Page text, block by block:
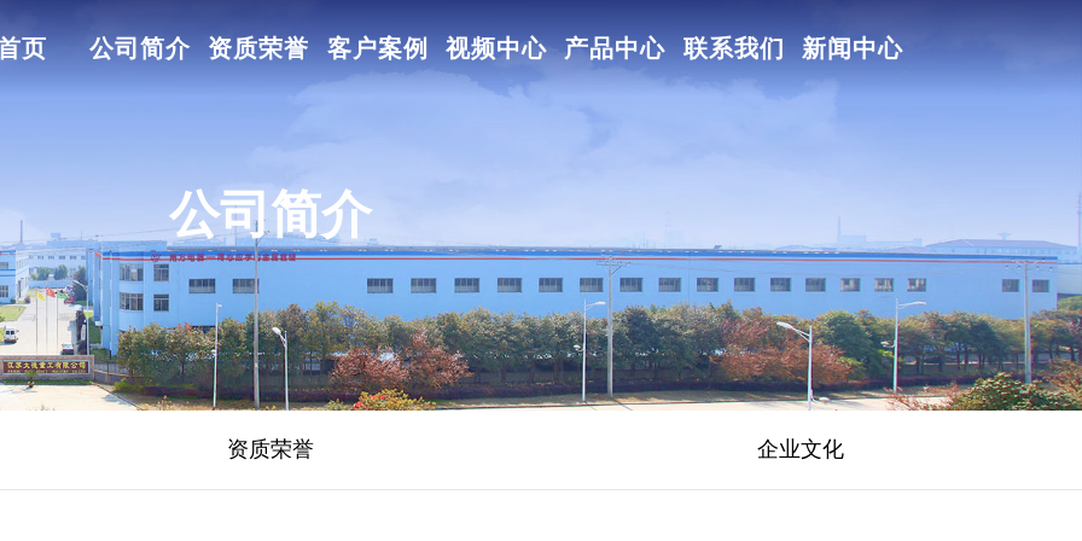
页 公司简介 资质荣誉 客户案例 视频中心 产品中心 联系我们 新闻中心
公司简介
资质荣誉 企业文化